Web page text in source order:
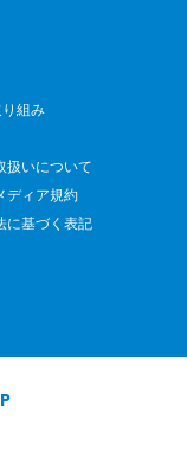
組み
扱いについて
ディア規約
に基づく表記